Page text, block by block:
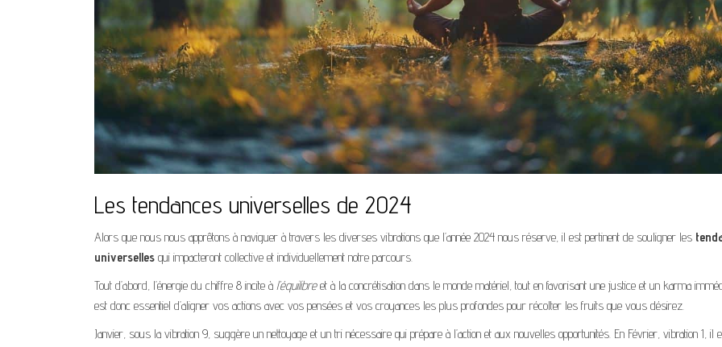
Les tendances universelles de 2024
Alors que nous nous apprêtons à naviguer à travers les diverses vibrations que l’année 2024 nous réserve, il est pertinent de souligner les
universelles qui impacteront collective et individuellement notre parcours.
Tout d’abord, l’énergie du chiffre 8 incite à l’équilibreet à la concrétisation dans le monde matériel, tout en favorisant une justice et un karma
est donc essentiel d’aligner vos actions avec vos pensées et vos croyances les plus profondes pour récolter les fruits que vous désirez.
Janvier, sous la vibration 9, suggère un nettoyage et un tri nécessaire qui prépare à l’action et aux nouvelles opportunités. En Février, vibration 1, il